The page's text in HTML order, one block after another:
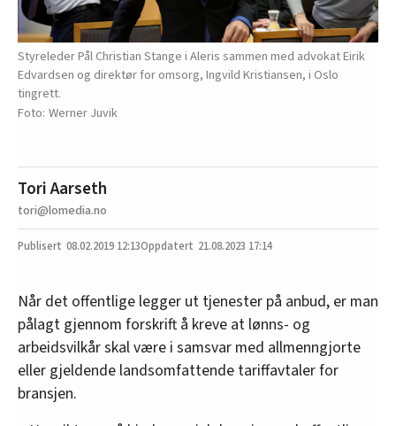
Styreleder Pål Christian Stange i Aleris sammen med advokat Eirik
Edvardsen og direktør for omsorg, Ingvild Kristiansen, i Oslo
tingrett.
Werner Juvik
Tori Aarseth
tori@lomedia.no
08.02.2019 12:13 21.08.2023 17:14
Når det offentlige legger ut tjenester på anbud, er man
pålagt gjennom forskrift å kreve at lønns- og
arbeidsvilkår skal være i samsvar med allmenngjorte
eller gjeldende landsomfattende tariffavtaler for
bransjen.